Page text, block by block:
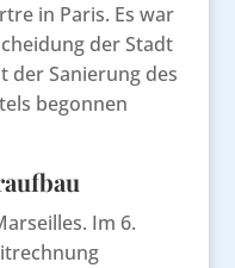
in Paris. Es war
der Stadt
der Sanierung des
begonnen
Im 6.